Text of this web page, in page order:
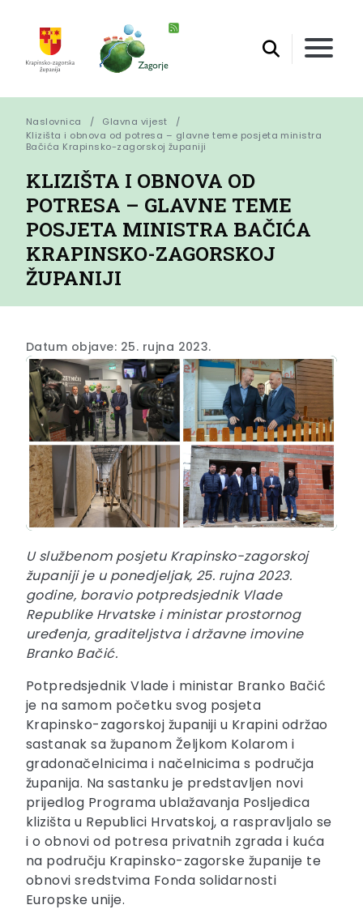
Naslovnica
Glavna vijest
Klizišta i obnova od potresa – glavne teme posjeta ministra
Bačića Krapinsko-zagorskoj županiji
KLIZIŠTA I OBNOVA OD
POTRESA – GLAVNE TEME
POSJETA MINISTRA BAČIĆA
KRAPINSKO-ZAGORSKOJ
ŽUPANIJI
Datum objave: 25. rujna 2023.
U službenom posjetu Krapinsko-zagorskoj
županiji je u ponedjeljak, 25. rujna 2023.
godine, boravio potpredsjednik Vlade
Republike Hrvatske i ministar prostornog
uređenja, graditeljstva i državne imovine
Branko Bačić.
Potpredsjednik Vlade i ministar Branko Bačić
je na samom početku svog posjeta
Krapinsko-zagorskoj županiji u Krapini održao
sastanak sa županom Željkom Kolarom i
gradonačelnicima i načelnicima s područja
županija. Na sastanku je predstavljen novi
prijedlog Programa ublažavanja Posljedica
klizišta u Republici Hrvatskoj, a raspravljalo se
i o obnovi od potresa privatnih zgrada i kuća
na području Krapinsko-zagorske županije te
obnovi sredstvima Fonda solidarnosti
Europske unije.